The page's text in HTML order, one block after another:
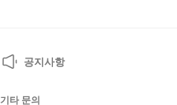
공지사항
기타 문의